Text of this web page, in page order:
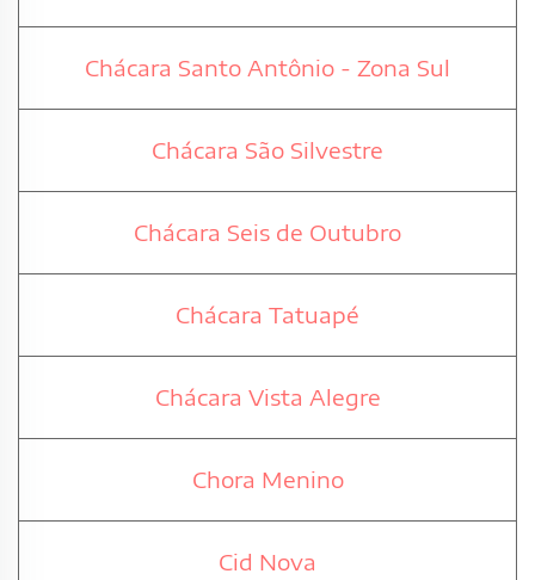
Chácara Santo Antônio - Zona Sul
Chácara São Silvestre
Chácara Seis de Outubro
Chácara Tatuapé
Chácara Vista Alegre
Chora Menino
Cid Nova